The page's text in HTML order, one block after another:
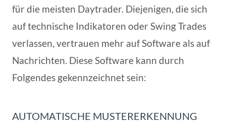
für die meisten Daytrader. Diejenigen, die sich
auf technische Indikatoren oder Swing Trades
verlassen, vertrauen mehr auf Software als auf
Nachrichten. Diese Software kann durch
Folgendes gekennzeichnet sein:
AUTOMATISCHE MUSTERERKENNUNG